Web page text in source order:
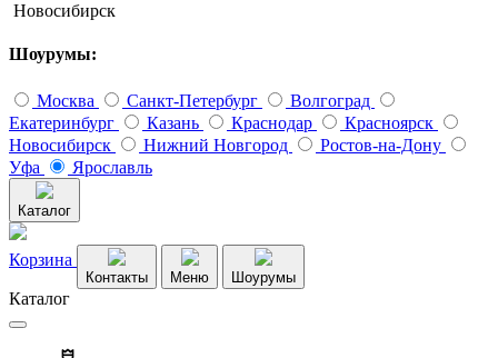
Новосибирск
Шоурумы:
Москва Санкт-Петербург
Волгоград
Екатеринбург
Казань Краснодар
Красноярск
Новосибирск
Нижний Новгород
Ростов-на-Дону
Уфа
Ярославль
Каталог
Корзина
Контакты Меню Шоурумы
Каталог